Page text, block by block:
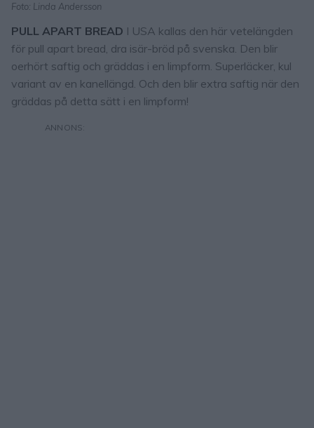
Foto: Linda Andersson
PULL APART BREAD I USA kallas den här vetelängden
för pull apart bread, dra isär-bröd på svenska. Den blir
oerhört saftig och gräddas i en limpform. Superläcker, kul
variant av en kanellängd. Och den blir extra saftig när den
gräddas på detta sätt i en limpform!